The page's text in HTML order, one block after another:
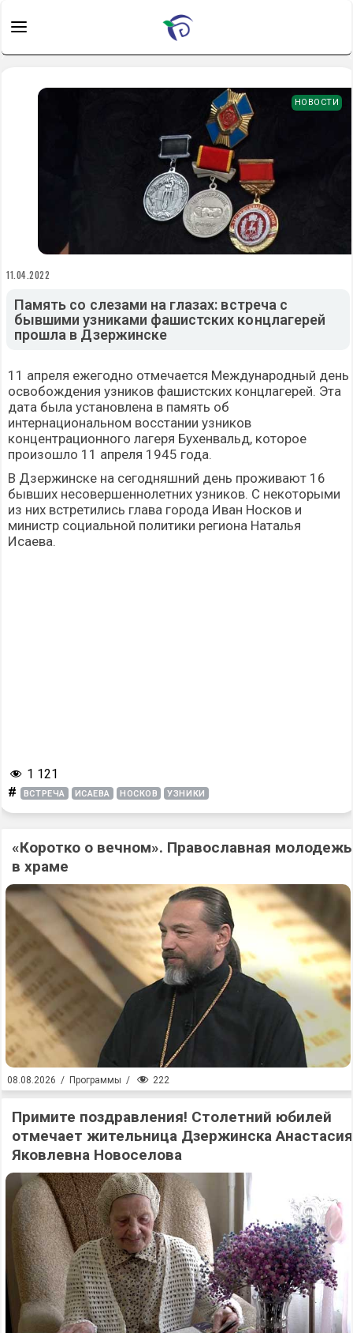
НОВОСТИ
11.04.2022
Память со слезами на глазах: встреча с
бывшими узниками фашистских концлагерей
прошла в Дзержинске
11 апреля ежегодно отмечается Международный день
освобождения узников фашистских концлагерей. Эта
дата была установлена в память об
интернациональном восстании узников
концентрационного лагеря Бухенвальд, которое
произошло 11 апреля 1945 года.
В Дзержинске на сегодняшний день проживают 16
бывших несовершеннолетних узников. С некоторыми
из них встретились глава города Иван Носков и
министр социальной политики региона Наталья
Исаева.
1 121
# ВСТРЕЧА ИСАЕВА НОСКОВ УЗНИКИ
«Коротко о вечном». Православная молодежь
в храме
08.08.2026 / Программы / 222
Примите поздравления! Столетний юбилей
отмечает жительница Дзержинска Анастасия
Яковлевна Новоселова